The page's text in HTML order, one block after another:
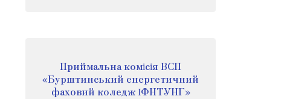
Приймальна комісія ВСП
«Бурштинський енергетичний
фаховий коледж ІФНТУНГ»